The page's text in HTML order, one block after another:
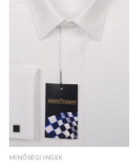
MINŐSÉGI INGEK